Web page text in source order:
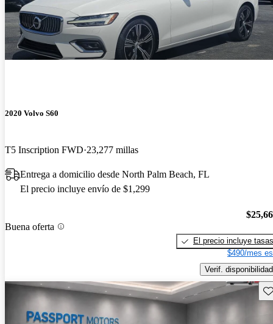
2020 Volvo S60
T5 Inscription FWD 23,277 millas
Entrega a domicilio desde North Palm Beach, FL
El precio incluye envío de $1,299
Buena oferta
El precio incluye tasas
$490/mes
Verif. disponibilidad